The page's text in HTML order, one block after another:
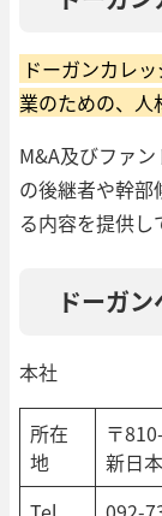
ドーガンカレ
業のための、人
M&A及びファ
の後継者や幹
る内容を提供し
ドーガ
本社
所在
地
〒
新日